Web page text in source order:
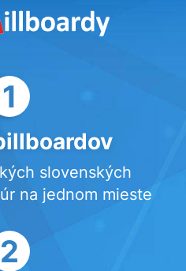
1
slovenských
na jednom mieste
2